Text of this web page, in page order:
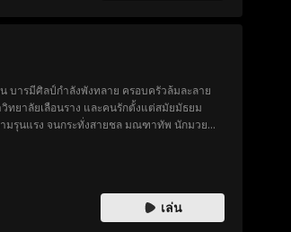
ารมีศิลป์กำลังพังทลาย ครอบครัวล้มละลาย
ทยาลัยเลือนราง และคนรักตั้งแต่สมัยมัธยม
มรุนแรง จนกระทั่งสายชล มณฑาทัพ นักมวย
าวผู้ซึ่งอาจเป็นทั้งความหวัง และคนเดียวที่อาจ
เล่น